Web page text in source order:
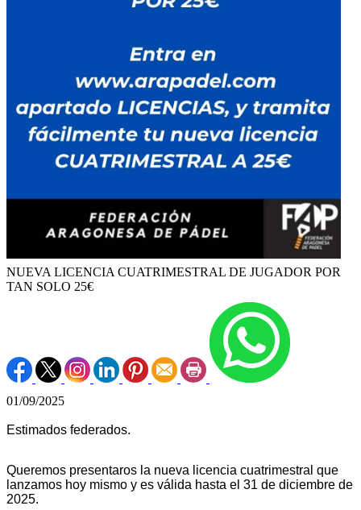
NUEVA LICENCIA CUATRIMESTRAL DE JUGADOR POR
TAN SOLO 25€
01/09/2025
Estimados federados.
Queremos presentaros la nueva licencia cuatrimestral que
lanzamos hoy mismo y es válida hasta el 31 de diciembre de
2025.